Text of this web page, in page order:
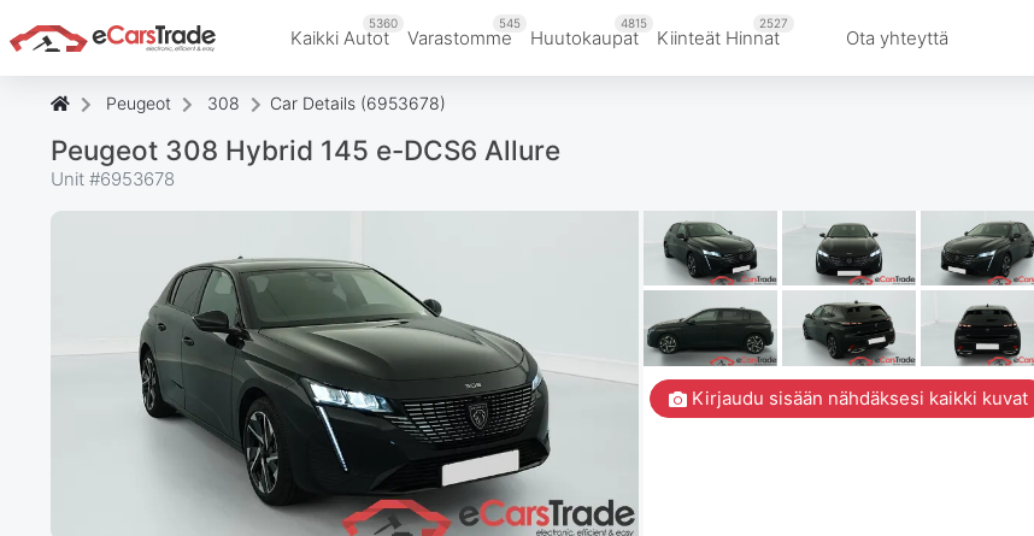
Kaikki Autot
5360
Varastomme
545
Huutokaupat
4815
Kiinteät Hinnat
2527
Ota yhteyttä
Peugeot 308 Car Details (6953678)
Peugeot 308 Hybrid 145 e-DCS6 Allure
Unit #6953678
Kirjaudu sisään nähdäksesi kaikki kuvat